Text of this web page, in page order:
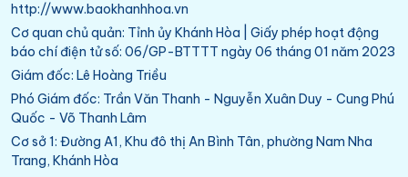
http://www.baokhanhhoa.vn
Cơ quan chủ quản: Tỉnh ủy Khánh Hòa | Giấy phép hoạt động
báo chí điện tử số: 06/GP-BTTTT ngày 06 tháng 01 năm 2023
Giám đốc: Lê Hoàng Triều
Phó Giám đốc: Trần Văn Thanh - Nguyễn Xuân Duy - Cung Phú
Quốc - Võ Thanh Lâm
Cơ sở 1: Đường A1, Khu đô thị An Bình Tân, phường Nam Nha
Trang, Khánh Hòa